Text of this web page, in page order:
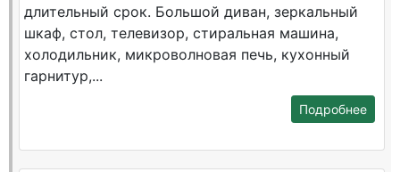
длительный срок. Большой диван, зеркальный
шкаф, стол, телевизор, стиральная машина,
холодильник, микроволновая печь, кухонный
гарнитур,...
Подробнее